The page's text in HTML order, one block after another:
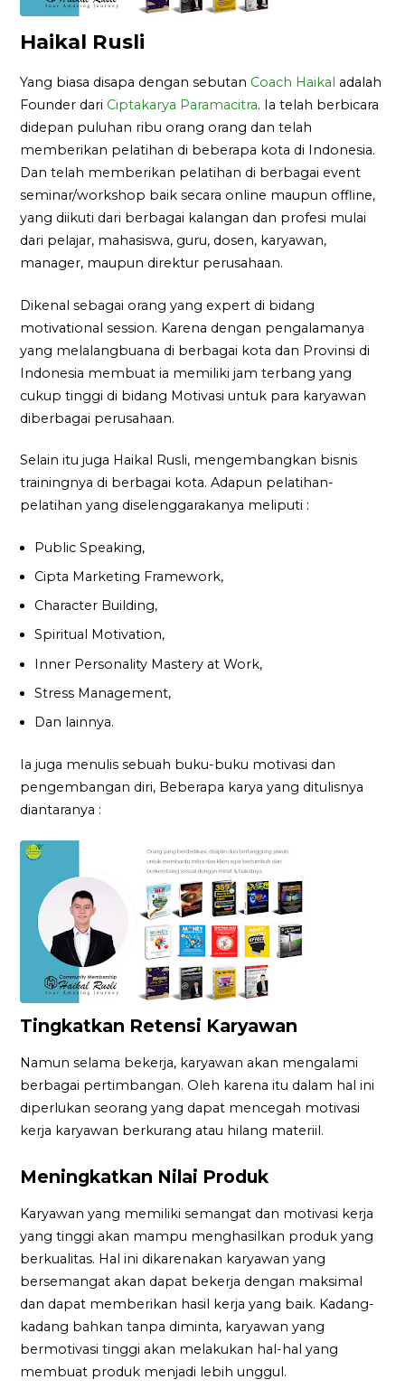
Haikal Rusli
Yang biasa disapa dengan sebutan Coach Haikal adalah
Founder dari Ciptakarya Paramacitra. Ia telah berbicara
didepan puluhan ribu orang orang dan telah
memberikan pelatihan di beberapa kota di Indonesia.
Dan telah memberikan pelatihan di berbagai event
seminar/workshop baik secara online maupun offline,
yang diikuti dari berbagai kalangan dan profesi mulai
dari pelajar, mahasiswa, guru, dosen, karyawan,
manager, maupun direktur perusahaan.
Dikenal sebagai orang yang expert di bidang
motivational session. Karena dengan pengalamanya
yang melalangbuana di berbagai kota dan Provinsi di
Indonesia membuat ia memiliki jam terbang yang
cukup tinggi di bidang Motivasi untuk para karyawan
diberbagai perusahaan.
Selain itu juga Haikal Rusli, mengembangkan bisnis
trainingnya di berbagai kota. Adapun pelatihan-
pelatihan yang diselenggarakanya meliputi :
Public Speaking,
Cipta Marketing Framework,
Character Building,
Spiritual Motivation,
Inner Personality Mastery at Work,
Stress Management,
Dan lainnya.
Ia juga menulis sebuah buku-buku motivasi dan
pengembangan diri, Beberapa karya yang ditulisnya
diantaranya :
Tingkatkan Retensi Karyawan
Namun selama bekerja, karyawan akan mengalami
berbagai pertimbangan. Oleh karena itu dalam hal ini
diperlukan seorang yang dapat mencegah motivasi
kerja karyawan berkurang atau hilang materiil.
Meningkatkan Nilai Produk
Karyawan yang memiliki semangat dan motivasi kerja
yang tinggi akan mampu menghasilkan produk yang
berkualitas. Hal ini dikarenakan karyawan yang
bersemangat akan dapat bekerja dengan maksimal
dan dapat memberikan hasil kerja yang baik. Kadang-
kadang bahkan tanpa diminta, karyawan yang
bermotivasi tinggi akan melakukan hal-hal yang
membuat produk menjadi lebih unggul.